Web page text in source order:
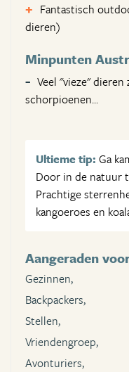
Fantastisch
dieren)
Minpunten
Veel "vieze"
schorpioenen...
Ultieme tip: Ga
Door in de natuur
Prachtige
kangoeroes en
Aangeraden
Gezinnen,
Backpackers,
Stellen,
Vriendengroep,
Avonturiers,